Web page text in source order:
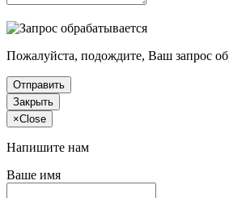
Пожалуйста, подождите, Ваш запрос
Отправить
Закрыть
×Close
Напишите нам
Ваше имя